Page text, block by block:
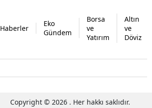
Haberler
Eko
Gündem
Borsa
ve
Yatırım
Altın
ve
Döviz
Copyright © 2026 . Her hakkı saklıdır.